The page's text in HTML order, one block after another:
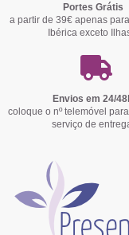
Portes Grátis
a partir de 39€ apenas
Ibérica exceto
Envios em 24/
coloque o nº telemóvel
serviço de